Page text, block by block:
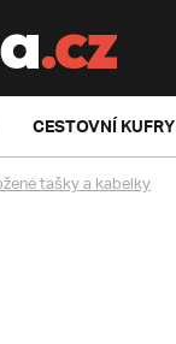
CESTOVNÍ KUFRY
tašky a kabelky